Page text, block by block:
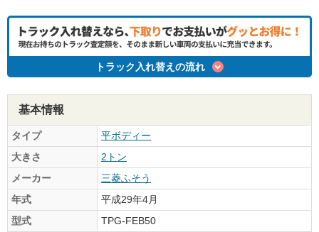
トラック入れ替えの流れ
基本情報
タイプ
平ボディー
大きさ
2トン
メーカー
三菱ふそう
年式
平成29年4月
型式
TPG-FEB50